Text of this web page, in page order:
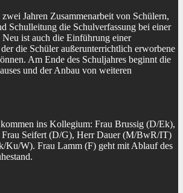
Jahren Zusammenarbeit von Schülern,
Schulleitung die Schulverfassung bei einer
ist auch die Einführung einer
die Schüler außerunterrichtlich erworbene
Am Ende des Schuljahres beginnt die
und der Anbau von weiteren
ins Kollegium: Frau Brussig (D/Ek),
Seifert (D/G), Herr Dauer (M/BwR/IT)
Ku/W). Frau Lamm (F) geht mit Ablauf des